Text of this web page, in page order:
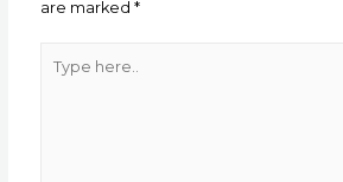
are marked*
here..